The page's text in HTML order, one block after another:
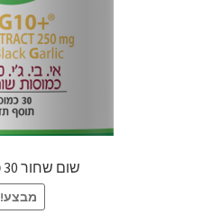
שום שחור 30 כמוסות
מבצע!